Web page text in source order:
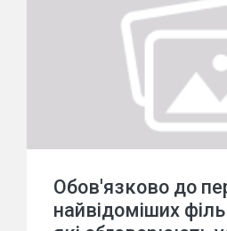
Обов'язково до
найвідоміших